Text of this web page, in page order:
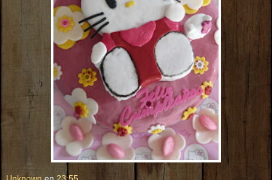
Unknown en 23:55